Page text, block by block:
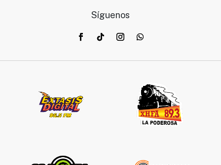
Síguenos